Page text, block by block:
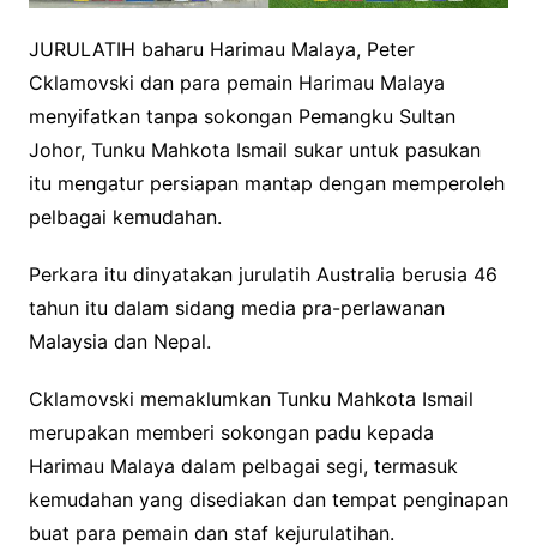
JURULATIH baharu Harimau Malaya, Peter
Cklamovski dan para pemain Harimau Malaya
menyifatkan tanpa sokongan Pemangku Sultan
Johor, Tunku Mahkota Ismail sukar untuk pasukan
itu mengatur persiapan mantap dengan memperoleh
pelbagai kemudahan.
Perkara itu dinyatakan jurulatih Australia berusia 46
tahun itu dalam sidang media pra-perlawanan
Malaysia dan Nepal.
Cklamovski memaklumkan Tunku Mahkota Ismail
merupakan memberi sokongan padu kepada
Harimau Malaya dalam pelbagai segi, termasuk
kemudahan yang disediakan dan tempat penginapan
buat para pemain dan staf kejurulatihan.